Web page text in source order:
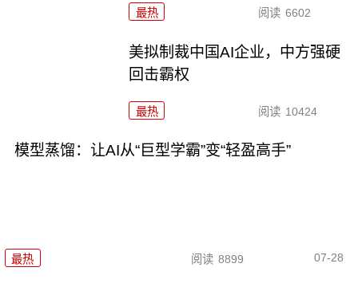
最热 阅读 6602
美拟制裁中国AI企业，中方强硬
回击霸权
最热 阅读 10424
模型蒸馏：让AI从“巨型学霸”变“轻盈高手”
最热 阅读 8899 07-28